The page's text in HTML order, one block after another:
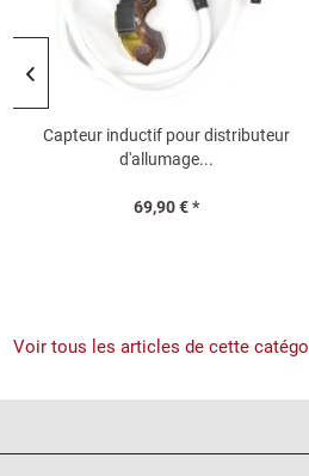
Capteur inductif pour distributeur
d'allumage...
69,90 € *
Voir tous les articles de cette